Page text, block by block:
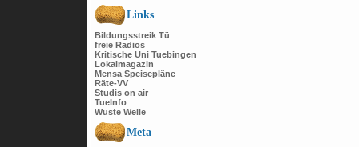
Links
Bildungsstreik Tü
freie Radios
Kritische Uni Tuebingen
Lokalmagazin
Mensa Speisepläne
Räte-VV
Studis on air
TueInfo
Wüste Welle
Meta